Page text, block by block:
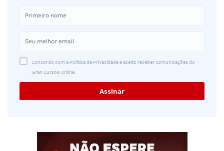
Concordo com a Política de Privacidade e aceito receber comunicações do
Gran Cursos Online.